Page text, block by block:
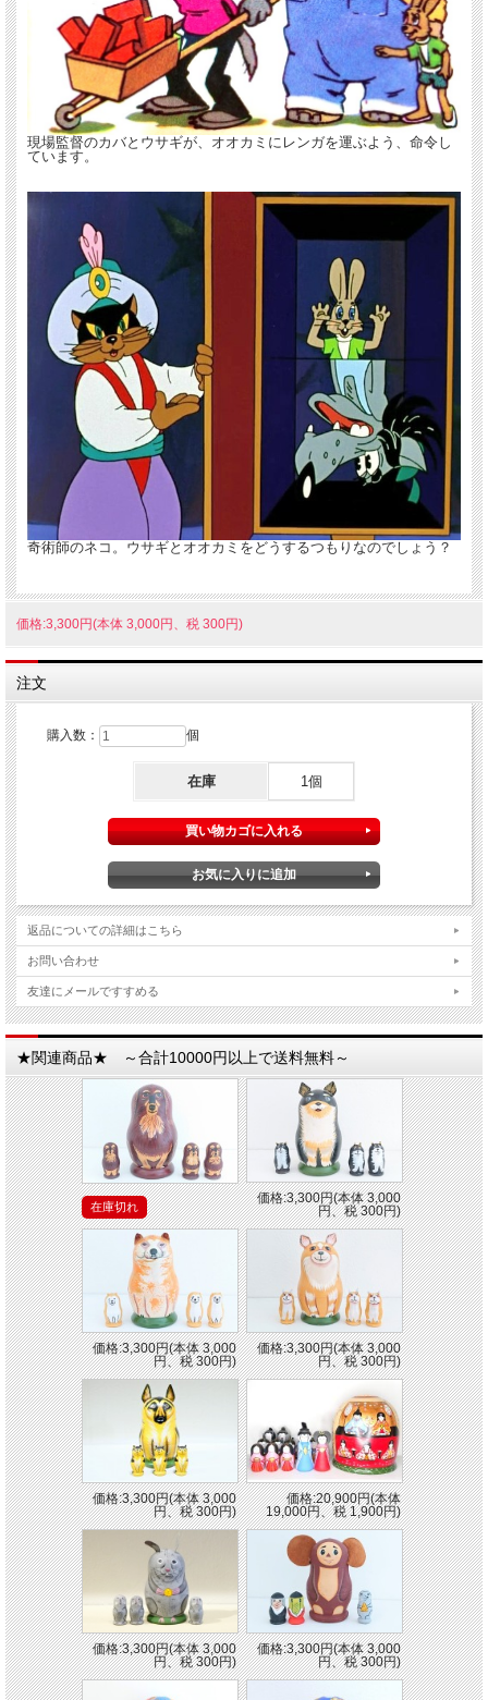
現場監督のカバとウサギが、オオカミにレンガを運ぶよう、命令し
ています。
奇術師のネコ。ウサギとオオカミをどうするつもりなのでしょう？
価格:3,300円(本体 3,000円、税 300円)
注文
購入数： 個
在庫 1個
返品についての詳細はこちら
お問い合わせ
友達にメールですすめる
★関連商品★ ～合計10000円以上で送料無料～
在庫切れ
価格:3,300円(本体 3,000
円、税 300円)
価格:3,300円(本体 3,000
円、税 300円)
価格:3,300円(本体 3,000
円、税 300円)
価格:3,300円(本体 3,000
円、税 300円)
価格:20,900円(本体
19,000円、税 1,900円)
価格:3,300円(本体 3,000
円、税 300円)
価格:3,300円(本体 3,000
円、税 300円)